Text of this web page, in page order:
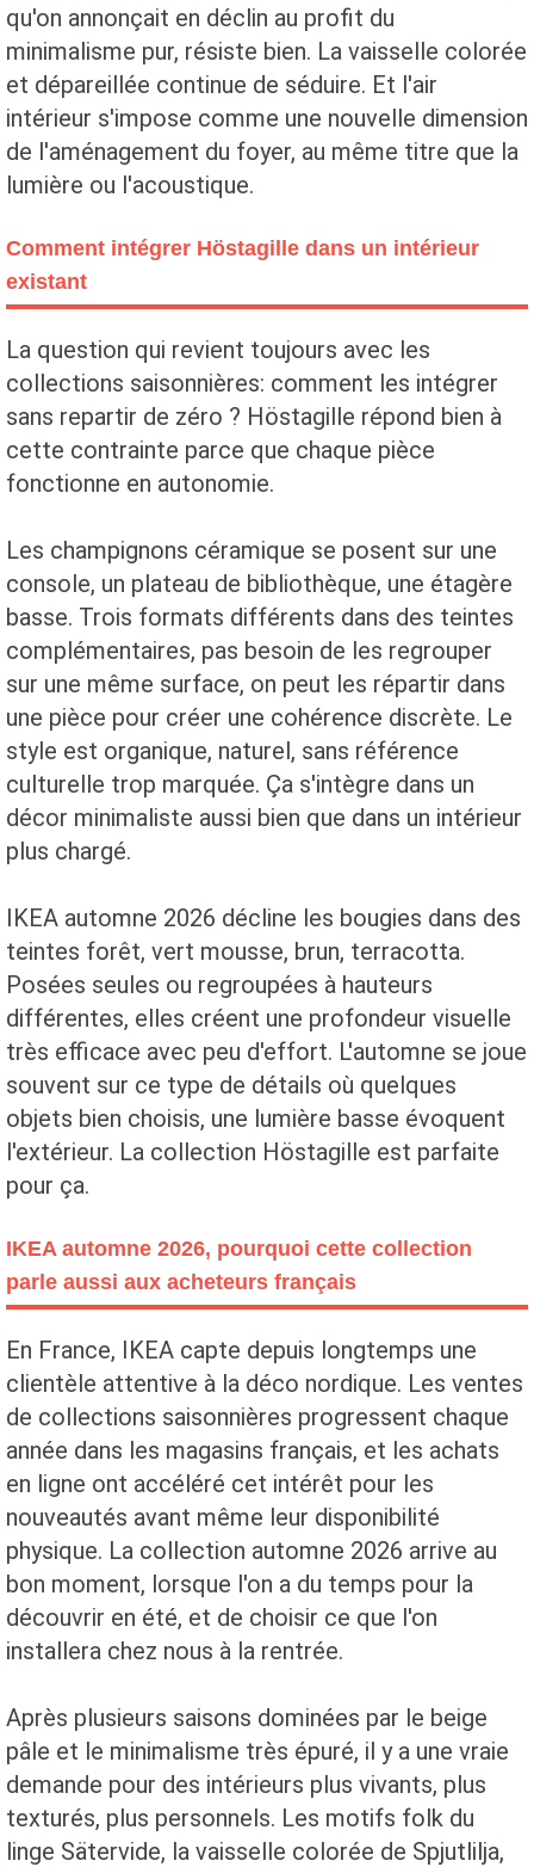
qu'on annonçait en déclin au profit du
minimalisme pur, résiste bien. La vaisselle colorée
et dépareillée continue de séduire. Et l'air
intérieur s'impose comme une nouvelle dimension
de l'aménagement du foyer, au même titre que la
lumière ou l'acoustique.
Comment intégrer Höstagille dans un intérieur
existant
La question qui revient toujours avec les
collections saisonnières: comment les intégrer
sans repartir de zéro ? Höstagille répond bien à
cette contrainte parce que chaque pièce
fonctionne en autonomie.
Les champignons céramique se posent sur une
console, un plateau de bibliothèque, une étagère
basse. Trois formats différents dans des teintes
complémentaires, pas besoin de les regrouper
sur une même surface, on peut les répartir dans
une pièce pour créer une cohérence discrète. Le
style est organique, naturel, sans référence
culturelle trop marquée. Ça s'intègre dans un
décor minimaliste aussi bien que dans un intérieur
plus chargé.
IKEA automne 2026 décline les bougies dans des
teintes forêt, vert mousse, brun, terracotta.
Posées seules ou regroupées à hauteurs
différentes, elles créent une profondeur visuelle
très efficace avec peu d'effort. L'automne se joue
souvent sur ce type de détails où quelques
objets bien choisis, une lumière basse évoquent
l'extérieur. La collection Höstagille est parfaite
pour ça.
IKEA automne 2026, pourquoi cette collection
parle aussi aux acheteurs français
En France, IKEA capte depuis longtemps une
clientèle attentive à la déco nordique. Les ventes
de collections saisonnières progressent chaque
année dans les magasins français, et les achats
en ligne ont accéléré cet intérêt pour les
nouveautés avant même leur disponibilité
physique. La collection automne 2026 arrive au
bon moment, lorsque l'on a du temps pour la
découvrir en été, et de choisir ce que l'on
installera chez nous à la rentrée.
Après plusieurs saisons dominées par le beige
pâle et le minimalisme très épuré, il y a une vraie
demande pour des intérieurs plus vivants, plus
texturés, plus personnels. Les motifs folk du
linge Sätervide, la vaisselle colorée de Spjutlilja,